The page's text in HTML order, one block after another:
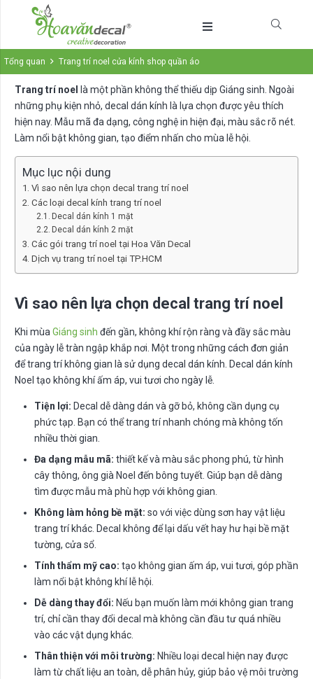
Tổng quan Trang trí noel cửa kính shop quần áo
Trang trí noel
là một phần không thể thiếu dịp Giáng sinh. Ngoài
những phụ kiện nhỏ, decal dán kính là lựa chọn được yêu thích
hiện nay. Mẫu mã đa dạng, công nghệ in hiện đại, màu sắc rõ nét.
Làm nổi bật không gian, tạo điểm nhấn cho mùa lễ hội.
Mục lục nội dung
Vì sao nên lựa chọn decal trang trí noel
Các loại decal kính trang trí noel
Decal dán kính 1 mặt
Decal dán kính 2 mặt
Các gói trang trí noel tại Hoa Văn Decal
Dịch vụ trang trí noel tại TP.HCM
Vì sao nên lựa chọn decal trang trí noel
Khi mùa Giáng sinh đến gần, không khí rộn ràng và đầy sắc màu
của ngày lễ tràn ngập khắp nơi. Một trong những cách đơn giản
để trang trí không gian là sử dụng decal dán kính. Decal dán kính
Noel tạo không khí ấm áp, vui tươi cho ngày lễ.
Tiện lợi: Decal dễ dàng dán và gỡ bỏ, không cần dụng cụ
phức tạp. Bạn có thể trang trí nhanh chóng mà không tốn
nhiều thời gian.
Đa dạng mẫu mã: thiết kế và màu sắc phong phú, từ hình
cây thông, ông già Noel đến bông tuyết. Giúp bạn dễ dàng
tìm được mẫu mà phù hợp với không gian.
Không làm hỏng bề mặt: so với việc dùng sơn hay vật liệu
trang trí khác. Decal không để lại dấu vết hay hư hại bề mặt
tường, cửa sổ.
Tính thẩm mỹ cao: tạo không gian ấm áp, vui tươi, góp phần
làm nổi bật không khí lễ hội.
Dễ dàng thay đổi: Nếu bạn muốn làm mới không gian trang
trí, chỉ cần thay đổi decal mà không cần đầu tư quá nhiều
vào các vật dụng khác.
Thân thiện với môi trường: Nhiều loại decal hiện nay được
làm từ chất liệu an toàn, dễ phân hủy, giúp bảo vệ môi trường